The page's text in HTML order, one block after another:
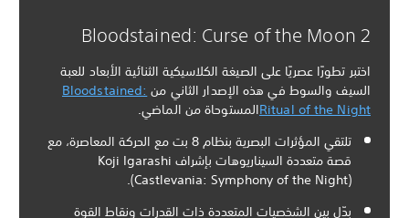
Bloodstained: Curse of the Moon 2
اختبر تطورًا عصريًا على الصيغة الكلاسيكية الثنائية الأبعاد للعبة
السيف والسوط في هذه الإصدار الثاني من Bloodstained:
Ritual of the Nightالمستوحاة من الماضي.
تلتقي المؤثرات البصرية بنظام 8 بت مع الحركة المعاصرة، مع
قصة متعددة السيناريوهات بإشراف Koji Igarashi
(Castlevania: Symphony of the Night).
بدّل بين الشخصيات المتعددة ذات القدرات ونقاط القوة